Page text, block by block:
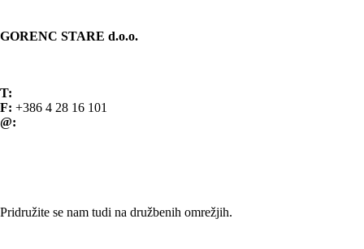
GORENC STARE d.o.o.
T:
F: +386 4 28 16 101
@:
Pridružite se nam tudi na družbenih omrežjih.